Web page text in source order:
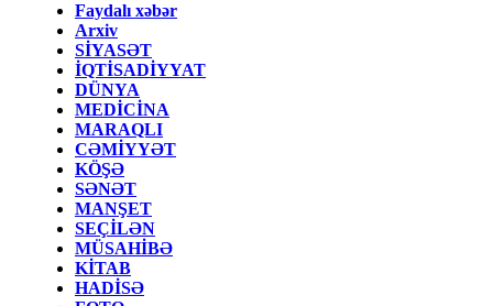
Faydalı xəbər
Arxiv
SİYASƏT
İQTİSADİYYAT
DÜNYA
MEDİCİNA
MARAQLI
CƏMİYYƏT
KÖŞƏ
SƏNƏT
MANŞET
SEÇİLƏN
MÜSAHİBƏ
KİTAB
HADİSƏ